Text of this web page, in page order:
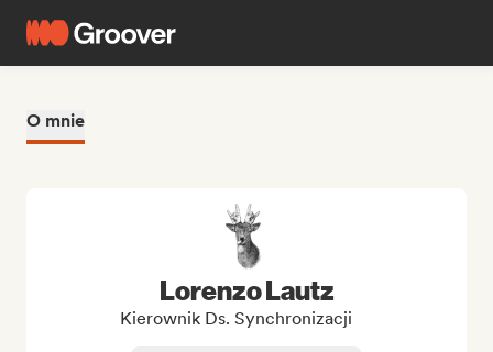
O mnie
Lorenzo Lautz
Kierownik Ds. Synchronizacji